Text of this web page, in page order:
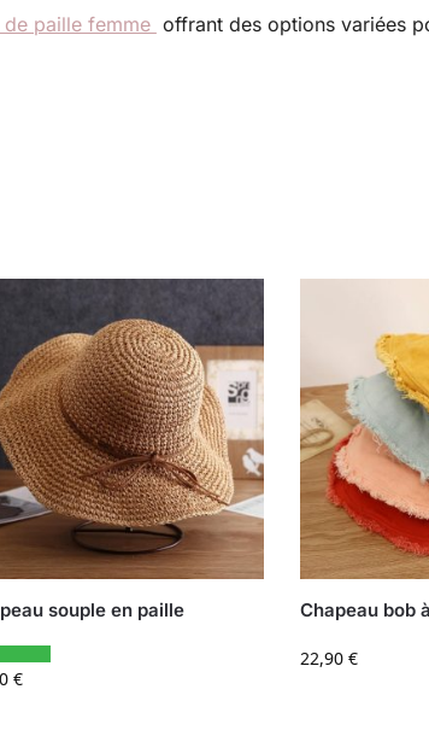
de paille femme offrant des options variées
souple en paille
€
Chapeau bob
22,90€